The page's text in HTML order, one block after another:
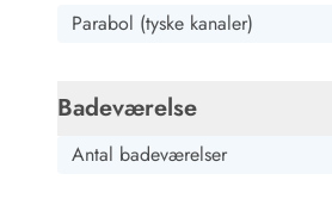
Parabol (tyske kanaler)
Badeværelse
Antal badeværelser